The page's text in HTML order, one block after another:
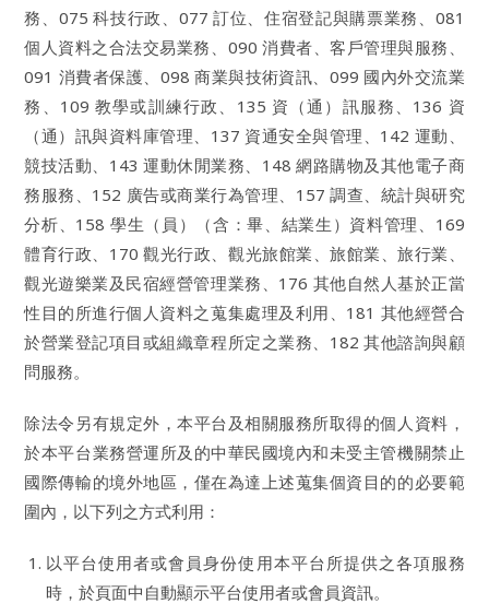
務、075 科技行政、077 訂位、住宿登記與購票業務、081
個人資料之合法交易業務、090 消費者、客戶管理與服務、
091 消費者保護、098 商業與技術資訊、099 國內外交流業
務、109 教學或訓練行政、135 資（通）訊服務、136 資
（通）訊與資料庫管理、137 資通安全與管理、142 運動、
競技活動、143 運動休閒業務、148 網路購物及其他電子商
務服務、152 廣告或商業行為管理、157 調查、統計與研究
分析、158 學生（員）（含：畢、結業生）資料管理、169
體育行政、170 觀光行政、觀光旅館業、旅館業、旅行業、
觀光遊樂業及民宿經營管理業務、176 其他自然人基於正當
性目的所進行個人資料之蒐集處理及利用、181 其他經營合
於營業登記項目或組織章程所定之業務、182 其他諮詢與顧
問服務。
除法令另有規定外，本平台及相關服務所取得的個人資料，
於本平台業務營運所及的中華民國境內和未受主管機關禁止
國際傳輸的境外地區，僅在為達上述蒐集個資目的的必要範
圍內，以下列之方式利用：
以平台使用者或會員身份使用本平台所提供之各項服務
時，於頁面中自動顯示平台使用者或會員資訊。